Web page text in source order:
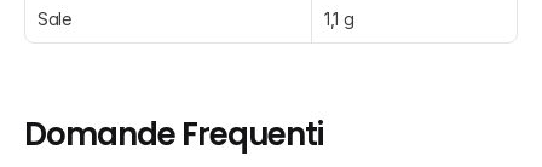
Sale 1,1 g
Domande Frequenti